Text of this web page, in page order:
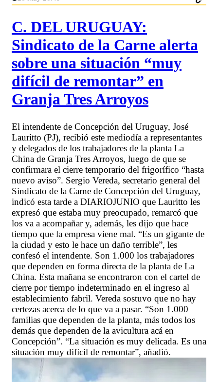
C. DEL URUGUAY:
Sindicato de la Carne alerta
sobre una situación “muy
difícil de remontar” en
Granja Tres Arroyos
El intendente de Concepción del Uruguay, José
Lauritto (PJ), recibió este mediodía a representantes
y delegados de los trabajadores de la planta La
China de Granja Tres Arroyos, luego de que se
confirmara el cierre temporario del frigorífico “hasta
nuevo aviso”. Sergio Vereda, secretario general del
Sindicato de la Carne de Concepción del Uruguay,
indicó esta tarde a DIARIOJUNIO que Lauritto les
expresó que estaba muy preocupado, remarcó que
los va a acompañar y, además, les dijo que hace
tiempo que la empresa viene mal. “Es un gigante de
la ciudad y esto le hace un daño terrible”, les
confesó el intendente. Son 1.000 los trabajadores
que dependen en forma directa de la planta de La
China. Esta mañana se encontraron con el cartel de
cierre por tiempo indeterminado en el ingreso al
establecimiento fabril. Vereda sostuvo que no hay
certezas acerca de lo que va a pasar. “Son 1.000
familias que dependen de la planta, más todos los
demás que dependen de la avicultura acá en
Concepción”. “La situación es muy delicada. Es una
situación muy difícil de remontar”, añadió.